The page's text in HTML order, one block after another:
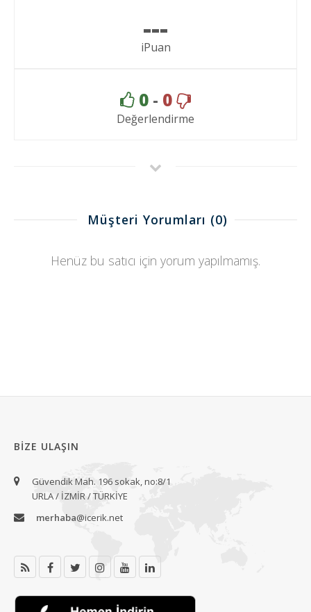
---
iPuan
0 - 0
Değerlendirme
Müşteri Yorumları (0)
Henüz bu satıcı için yorum yapılmamış.
BIZE ULAŞIN
Güvendik Mah. 196 sokak, no:8/1
URLA / İZMİR / TÜRKİYE
merhaba@icerik.net